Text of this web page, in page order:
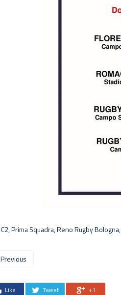
C2,Prima Squadra,Reno Rugby Bologna,
Previous
Like Tweet +1